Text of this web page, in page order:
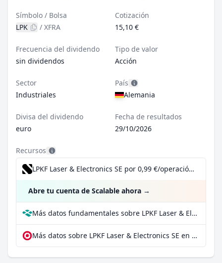
Símbolo / Bolsa
LPK
/ XFRA
Cotización
15,10 €
Frecuencia del dividendo
sin dividendos
Tipo de valor
Acción
Sector
Industriales
País
Alemania
Divisa del dividendo
euro
Fecha de resultados
29/10/2026
Recursos
LPKF Laser & Electronics SE por 0,99 €/operación, incluido el Dividend Reinvestment Plan
Abre tu cuenta de Scalable ahora →
Más datos fundamentales sobre LPKF Laser & Electronics SE en Parqet
Más datos sobre LPKF Laser & Electronics SE en extraETF